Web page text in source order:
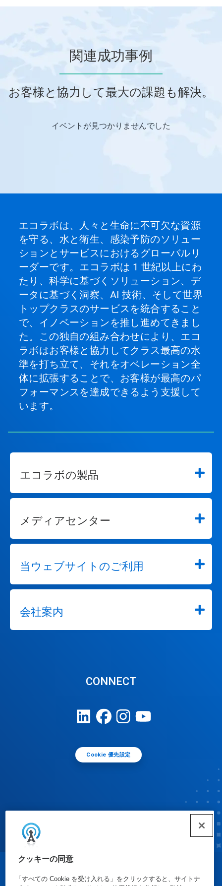
クッキーの同意
「すべての Cookie を受け入れる」をクリックすると、サイトナ
関連成功事例
お客様と協力して最大の課題も解決。
イベントが見つかりませんでした
エコラボは、人々と生命に不可欠な資源
を守る、水と衛生、感染予防のソリュー
ションとサービスにおけるグローバルリ
ーダーです。エコラボは 1 世紀以上にわ
たり、科学に基づくソリューション、デ
ータに基づく洞察、AI 技術、そして世界
トップクラスのサービスを統合すること
で、イノベーションを推し進めてきまし
た。この独自の組み合わせにより、エコ
ラボはお客様と協力してクラス最高の水
準を打ち立て、それをオペレーション全
体に拡張することで、お客様が最高のパ
フォーマンスを達成できるよう支援して
います。
エコラボの製品
メディアセンター
当ウェブサイトのご利用
会社案内
CONNECT
Cookie 優先設定
© Ecolab Inc. 2025